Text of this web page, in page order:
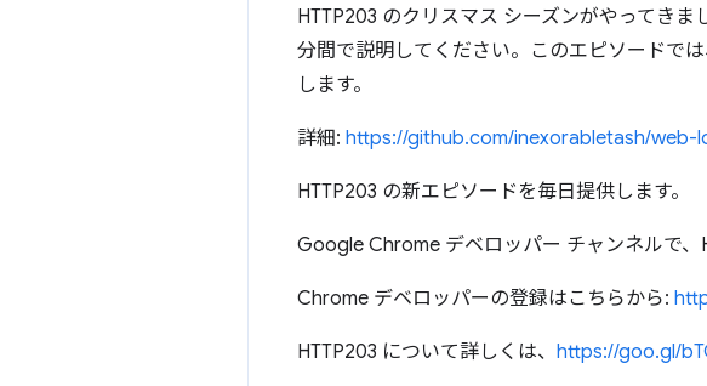
HTTP203 のクリスマス シーズンがやってき
分間で説明してください。このエピソードで
します。
詳細: https://github.com/inexorabletash/web-
HTTP203 の新エピソードを毎日提供します。
Google Chrome デベロッパー チャンネルで
Chrome デベロッパーの登録はこちらから:
HTTP203 について詳しくは、 https://goo.gl/